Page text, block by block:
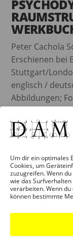
Um dir ein optimales
Cookies, um
zuzugreifen. Wenn
wie das
verarbeiten. Wenn
können bestimmte
Peter Cachola
Erschienen bei
Stuttgart/
englisch /
Abbildungen;
Schmal,
Hölzinger und
read more